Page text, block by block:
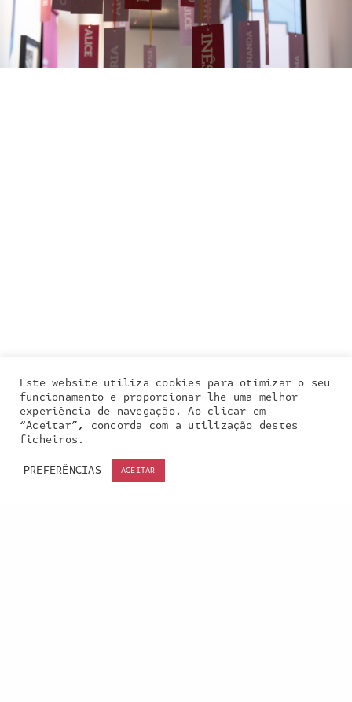
Este website utiliza cookies para otimizar o seu
funcionamento e proporcionar-lhe uma melhor
experiência de navegação. Ao clicar em
“Aceitar”, concorda com a utilização destes
ficheiros.
PREFERÊNCIAS
ACEITAR
Our site uses cookies. Learn more about our use of
cookies:cookie policy
ACCEPT